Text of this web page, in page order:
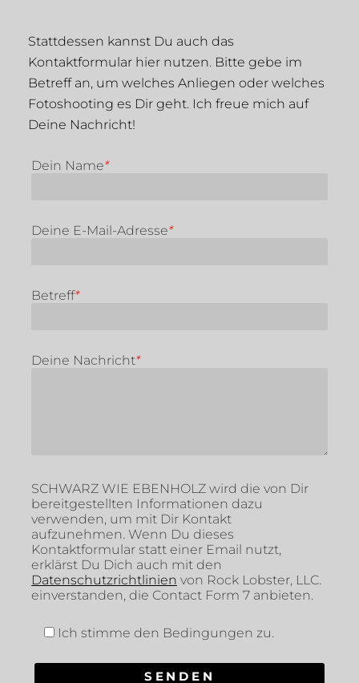
Stattdessen kannst Du auch das
Kontaktformular hier nutzen. Bitte gebe im
Betreff an, um welches Anliegen oder welches
Fotoshooting es Dir geht. Ich freue mich auf
Deine Nachricht!
Dein Name*
Deine E-Mail-Adresse*
Betreff*
Deine Nachricht*
SCHWARZ WIE EBENHOLZ wird die von Dir
bereitgestellten Informationen dazu
verwenden, um mit Dir Kontakt
aufzunehmen. Wenn Du dieses
Kontaktformular statt einer Email nutzt,
erklärst Du Dich auch mit den
Datenschutzrichtlinien von Rock Lobster, LLC.
einverstanden, die Contact Form 7 anbieten.
Ich stimme den Bedingungen zu.